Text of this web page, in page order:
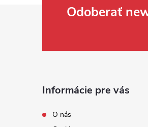
Odoberať
Informácie pre vás
O nás